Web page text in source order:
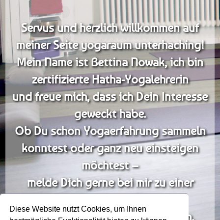
Diese Website nutzt Cookies, um Ihnen
Servus und herzlich willkommen auf
meiner Seite yogaraum unterhaching!
Mein Name ist Bettina Nowak, ich bin
zertifizierte Hatha-Yogalehrerin
und freue mich, dass ich Dein Interesse
geweckt habe.
Ob Du schon Yogaerfahrung sammeln
konntest oder ganz neu einsteigen
möchtest –
melde Dich gerne bei mir zu einer
(ausgenommen Privatstunde) an.